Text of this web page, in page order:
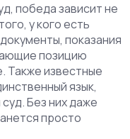
победа зависит не
у кого есть
документы, показания
позицию
. Также известные
язык,
Без них даже
просто